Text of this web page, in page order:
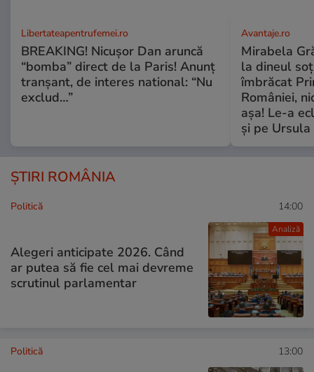
Libertateapentrufemei.ro
BREAKING! Nicușor Dan aruncă
“bomba” direct de la Paris! Anunț
tranșant, de interes national: “Nu
exclud…”
Avantaje.ro
Mirabela
la dineul
îmbrăcat
României,
așa! Le-a
și pe
ȘTIRI ROMÂNIA
Analiză
Politică 14:00
Alegeri anticipate 2026. Când
ar putea să fie cel mai devreme
scrutinul parlamentar
Politică 13:00